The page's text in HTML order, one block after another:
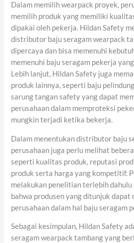
Dalam memilih wearpack proyek,
memilih produk yang memiliki
dipakai oleh pekerja. Hildan Safety
distributor baju seragam wearpack
dipercaya dan bisa memenuhi
memenuhi baju seragam pekerja
Lebih lanjut, Hildan Safety juga
produk lainnya, seperti baju
sarung tangan safety yang dapat
perusahaan dalam memproteksi
mungkin terjadi ketika bekerja.
Dalam menentukan distributor baju
perusahaan juga perlu melihat
seperti kualitas produk, reputasi
produk serta harga yang kompetitif.
melakukan penelitian terlebih
bahwa produsen yang ditunjuk dapat
perusahaan dalam hal baju seragam
Sebagai kesimpulan, Hildan Safety
seragam wearpack tambang yang